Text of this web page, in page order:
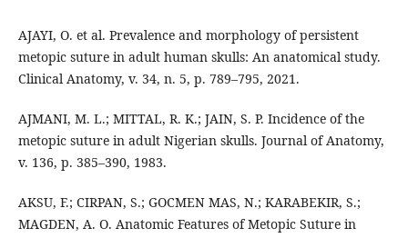
AJAYI, O. et al. Prevalence and morphology of persistent
metopic suture in adult human skulls: An anatomical study.
Clinical Anatomy, v. 34, n. 5, p. 789–795, 2021.
AJMANI, M. L.; MITTAL, R. K.; JAIN, S. P. Incidence of the
metopic suture in adult Nigerian skulls. Journal of Anatomy,
v. 136, p. 385–390, 1983.
AKSU, F.; CIRPAN, S.; GOCMEN MAS, N.; KARABEKIR, S.;
MAGDEN, A. O. Anatomic Features of Metopic Suture in